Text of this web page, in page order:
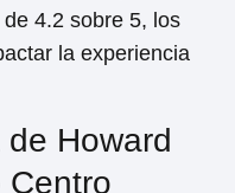
4.2 sobre 5, los
la experiencia
Howard
Centro